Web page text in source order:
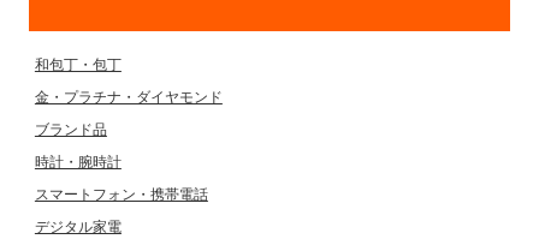
和包丁・包丁
金・プラチナ・ダイヤモンド
ブランド品
時計・腕時計
スマートフォン・携帯電話
デジタル家電